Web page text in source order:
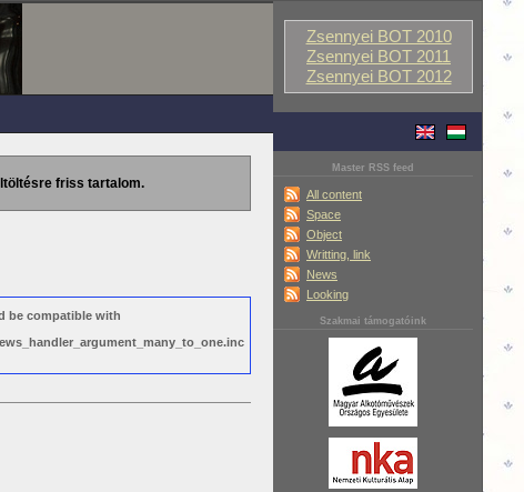
Zsennyei BOT 2010
Zsennyei BOT 2011
Zsennyei BOT 2012
Master RSS feed
All content
Space
Object
Writting, link
News
Looking
Szakmai támogatóink
friss tartalom.
be compatible with